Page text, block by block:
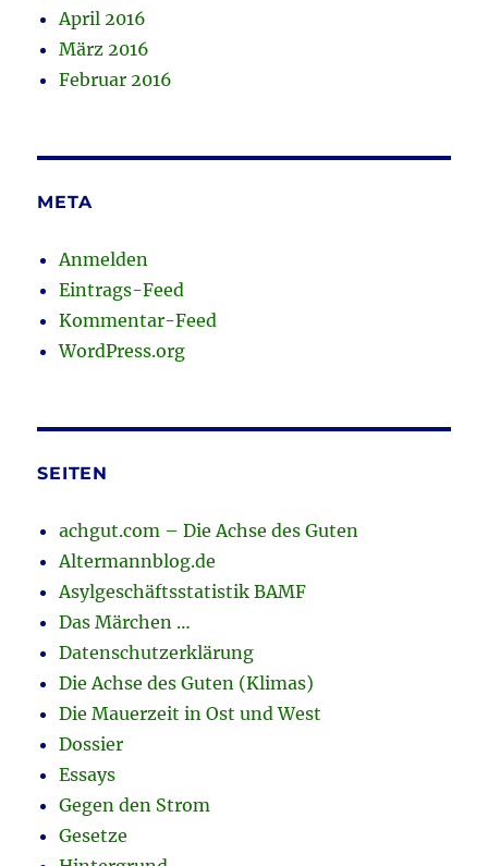
April 2016
März 2016
Februar 2016
META
Anmelden
Eintrags-Feed
Kommentar-Feed
WordPress.org
SEITEN
achgut.com – Die Achse des Guten
Altermannblog.de
Asylgeschäftsstatistik BAMF
Das Märchen …
Datenschutzerklärung
Die Achse des Guten (Klimas)
Die Mauerzeit in Ost und West
Dossier
Essays
Gegen den Strom
Gesetze